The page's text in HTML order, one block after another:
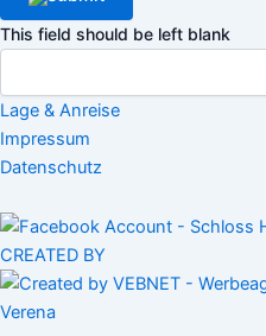
This field should be left blank
Lage & Anreise
Impressum
Datenschutz
CREATED BY